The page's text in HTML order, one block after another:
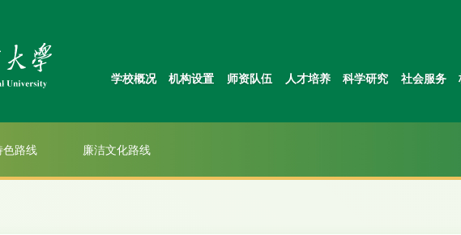
学校概况 机构设置 师资队伍 人才培养 科学研究 社会服务
色路线 廉洁文化路线